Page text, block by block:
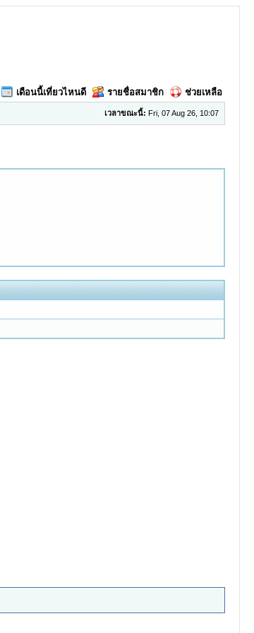
เดือนนี้เที่ยวไหนดี รายชื่อสมาชิก ช่วยเหลือ
เวลาขณะนี้: Fri, 07 Aug 26, 10:07